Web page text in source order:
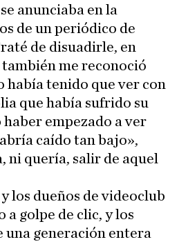
anunciaba en la
de un periódico de
de disuadirle, en
me reconoció
había tenido que ver con
que había sufrido su
haber empezado a ver
caído tan bajo»,
ni quería, salir de aquel
los dueños de videoclub
a golpe de clic, y los
una generación entera